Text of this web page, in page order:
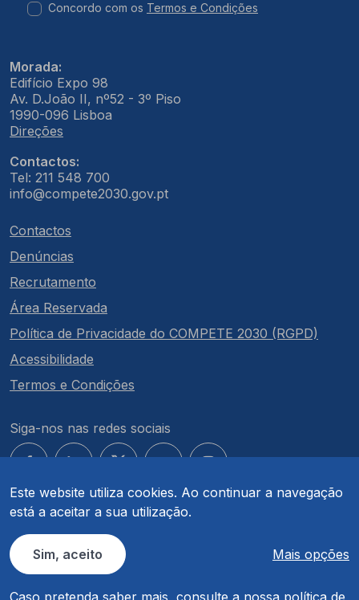
Este website utiliza cookies. Ao continuar a navegação
está a aceitar a sua utilização.
Sim, aceito Mais opções
Caso pretenda saber mais, consulte a nossa política de
Concordo com os Termos e Condições
Morada:
Edifício Expo 98
Av. D.João II, nº52 - 3º Piso
1990-096 Lisboa
Direções
Contactos:
Tel: 211 548 700
info@compete2030.gov.pt
Contactos
Denúncias
Recrutamento
Área Reservada
Política de Privacidade do COMPETE 2030 (RGPD)
Acessibilidade
Termos e Condições
Siga-nos nas redes sociais
© COMPETE 2030. Todos os direitos reservados.